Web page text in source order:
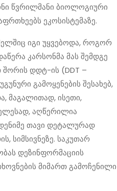
წვრილმანი ბიოლოგიური
ეკოსისტემაზე.
იგი უყვებოდა, როგორ
კარსონმა მას შემდგე
შორის დდტ-ის (DDT –
გამოყენების შესახებ,
მაგალითად, ისეთი,
აღწერილია
თავი დეტალურად
სიმსივნეზე. საკუთარ
დეზინფორმაციის
მიმართ გამოჩენილი